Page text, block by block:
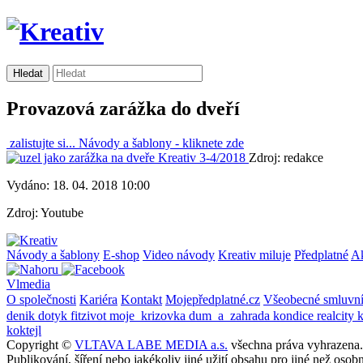
Provazová zarážka do dveří
zalistujte si... Návody a šablony - kliknete zde
Zdroj: redakce
Vydáno: 18. 04. 2018 10:00
Zdroj: Youtube
Návody a šablony E-shop Video návody Kreativ miluje Předplatné
Vlmedia
O společnosti Kariéra Kontakt Mojepředplatné.cz Všeobecné
denik dotyk fitzivot moje_krizovka dum_a_zahrada kondice realcity
koktejl
Copyright © VLTAVA LABE MEDIA a.s. všechna práva vyhrazena.
Publikování, šíření nebo jakékoliv jiné užití obsahu pro jiné než